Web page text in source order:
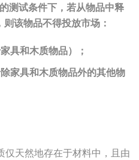
测试条件下，若从物品中释
该物品不得投放市场：
具和木质物品）；
家具和木质物品外的其他物
仅天然地存在于材料中，且由